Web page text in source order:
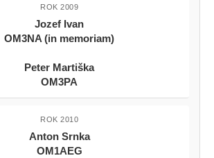
ROK 2009
Jozef Ivan
OM3NA (in memoriam)
Peter Martiška
OM3PA
ROK 2010
Anton Srnka
OM1AEG